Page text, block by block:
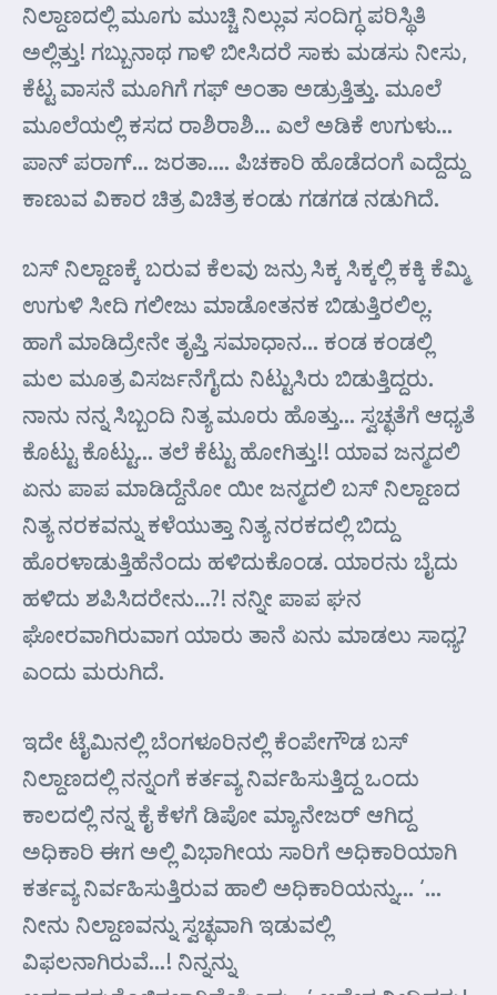
ನಿಲ್ದಾಣದಲ್ಲಿ ಮೂಗು ಮುಚ್ಚಿ ನಿಲ್ಲುವ ಸಂದಿಗ್ಧ ಪರಿಸ್ಥಿತಿ
ಅಲ್ಲಿತ್ತು! ಗಬ್ಬುನಾಥ ಗಾಳಿ ಬೀಸಿದರೆ ಸಾಕು ಮಡಸು ನೀಸು,
ಕೆಟ್ಟ ವಾಸನೆ ಮೂಗಿಗೆ ಗಫ್ ಅಂತಾ ಅಡ್ರುತ್ತಿತ್ತು. ಮೂಲೆ
ಮೂಲೆಯಲ್ಲಿ ಕಸದ ರಾಶಿರಾಶಿ… ಎಲೆ ಅಡಿಕೆ ಉಗುಳು…
ಪಾನ್ ಪರಾಗ್… ಜರತಾ…. ಪಿಚಕಾರಿ ಹೊಡೆದಂಗೆ ಎದ್ದೆದ್ದು
ಕಾಣುವ ವಿಕಾರ ಚಿತ್ರ ವಿಚಿತ್ರ ಕಂಡು ಗಡಗಡ ನಡುಗಿದೆ.
ಬಸ್ ನಿಲ್ದಾಣಕ್ಕೆ ಬರುವ ಕೆಲವು ಜನ್ರು ಸಿಕ್ಕ ಸಿಕ್ಕಲ್ಲಿ ಕಕ್ಕಿ ಕೆಮ್ಮಿ
ಉಗುಳಿ ಸೀದಿ ಗಲೀಜು ಮಾಡೋತನಕ ಬಿಡುತ್ತಿರಲಿಲ್ಲ.
ಹಾಗೆ ಮಾಡಿದ್ರೇನೇ ತೃಪ್ತಿ ಸಮಾಧಾನ… ಕಂಡ ಕಂಡಲ್ಲಿ
ಮಲ ಮೂತ್ರ ವಿಸರ್ಜನೆಗೈದು ನಿಟ್ಟುಸಿರು ಬಿಡುತ್ತಿದ್ದರು.
ನಾನು ನನ್ನ ಸಿಬ್ಬಂದಿ ನಿತ್ಯ ಮೂರು ಹೊತ್ತು… ಸ್ವಚ್ಛತೆಗೆ ಆಧ್ಯತೆ
ಕೊಟ್ಟು ಕೊಟ್ಟು… ತಲೆ ಕೆಟ್ಟು ಹೋಗಿತ್ತು!! ಯಾವ ಜನ್ಮದಲಿ
ಏನು ಪಾಪ ಮಾಡಿದ್ದೆನೋ ಯೀ ಜನ್ಮದಲಿ ಬಸ್ ನಿಲ್ದಾಣದ
ನಿತ್ಯ ನರಕವನ್ನು ಕಳೆಯುತ್ತಾ ನಿತ್ಯ ನರಕದಲ್ಲಿ ಬಿದ್ದು
ಹೊರಳಾಡುತ್ತಿಹೆನೆಂದು ಹಳಿದುಕೊಂಡ. ಯಾರನು ಬೈದು
ಹಳಿದು ಶಪಿಸಿದರೇನು…?! ನನ್ನೀ ಪಾಪ ಘನ
ಘೋರವಾಗಿರುವಾಗ ಯಾರು ತಾನೆ ಏನು ಮಾಡಲು ಸಾಧ್ಯ?
ಎಂದು ಮರುಗಿದೆ.
ಇದೇ ಟೈಮಿನಲ್ಲಿ ಬೆಂಗಳೂರಿನಲ್ಲಿ ಕೆಂಪೇಗೌಡ ಬಸ್
ನಿಲ್ದಾಣದಲ್ಲಿ ನನ್ನಂಗೆ ಕರ್ತವ್ಯ ನಿರ್ವಹಿಸುತ್ತಿದ್ದ ಒಂದು
ಕಾಲದಲ್ಲಿ ನನ್ನ ಕೈ ಕೆಳಗೆ ಡಿಪೋ ಮ್ಯಾನೇಜರ್ ಆಗಿದ್ದ
ಅಧಿಕಾರಿ ಈಗ ಅಲ್ಲಿ ವಿಭಾಗೀಯ ಸಾರಿಗೆ ಅಧಿಕಾರಿಯಾಗಿ
ಕರ್ತವ್ಯ ನಿರ್ವಹಿಸುತ್ತಿರುವ ಹಾಲಿ ಅಧಿಕಾರಿಯನ್ನು… ‘…
ನೀನು ನಿಲ್ದಾಣವನ್ನು ಸ್ವಚ್ಛವಾಗಿ ಇಡುವಲ್ಲಿ
ವಿಫಲನಾಗಿರುವೆ…! ನಿನ್ನನ್ನು